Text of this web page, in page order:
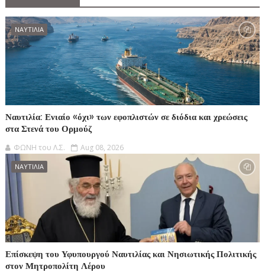
ΝΑΥΤΙΛΙΑ
Ναυτιλία: Ενιαίο «όχι» των εφοπλιστών σε διόδια και χρεώσεις
στα Στενά του Ορμούζ
ΦΩΝΗ του Λ.Σ. Aug 08, 2026
ΝΑΥΤΙΛΙΑ
Επίσκεψη του Υφυπουργού Ναυτιλίας και Νησιωτικής Πολιτικής
στον Μητροπολίτη Λέρου